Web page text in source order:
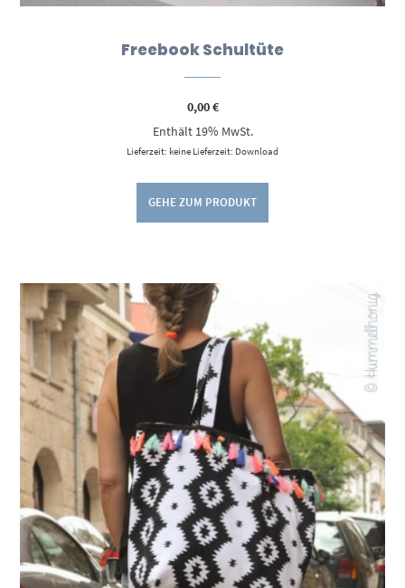
Freebook Schultüte
0,00€
Enthält 19% MwSt.
Lieferzeit: keine Lieferzeit: Download
GEHE ZUM PRODUKT